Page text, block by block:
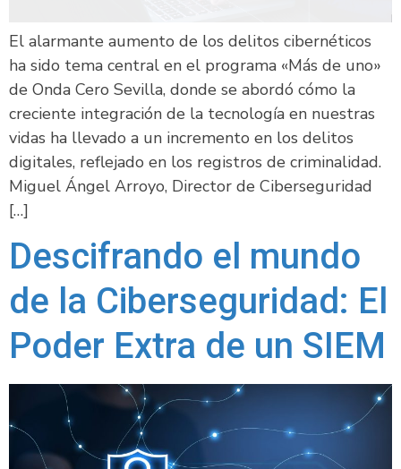
El alarmante aumento de los delitos cibernéticos
ha sido tema central en el programa «Más de uno»
de Onda Cero Sevilla, donde se abordó cómo la
creciente integración de la tecnología en nuestras
vidas ha llevado a un incremento en los delitos
digitales, reflejado en los registros de criminalidad.
Miguel Ángel Arroyo, Director de Ciberseguridad
[…]
Descifrando el mundo
de la Ciberseguridad: El
Poder Extra de un SIEM